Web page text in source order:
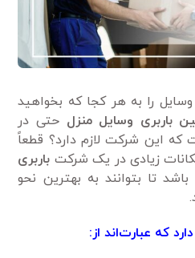
وسایل را به هر کجا که بخواهید
باربری وسایل منزل حتی در
که این شرکت لازم دارد؟ قطعاً
زیادی در یک شرکت باربری
تا بتوانند به بهترین نحو
که عبارت‌اند از: